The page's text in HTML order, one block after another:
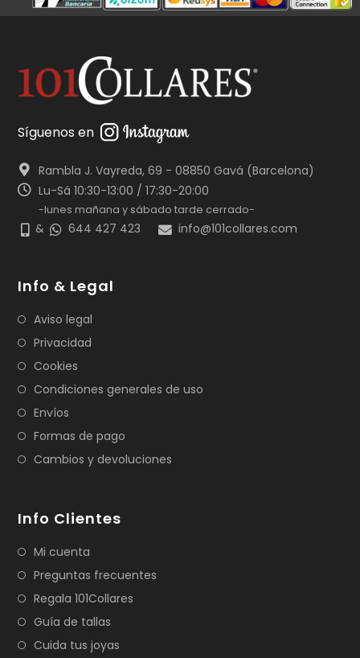
Síguenos en
Rambla J. Vayreda, 69 - 08850 Gavá (Barcelona)
Lu-Sá 10:30-13:00 / 17:30-20:00
-lunes mañana y sábado tarde cerrado-
& 644 427 423 info@101collares.com
Info & Legal
Aviso legal
Privacidad
Cookies
Condiciones generales de uso
Envíos
Formas de pago
Cambios y devoluciones
Info Clientes
Mi cuenta
Preguntas frecuentes
Regala 101Collares
Guía de tallas
Cuida tus joyas